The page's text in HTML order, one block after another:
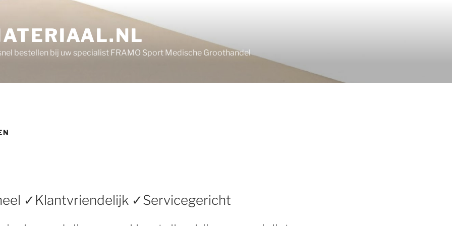
bestellen bij uw specialist FRAMO Sport Medische Groothandel
✓Klantvriendelijk ✓Servicegericht